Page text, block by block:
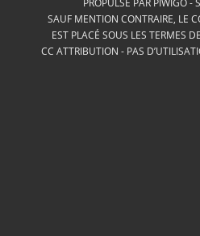
SAUF MENTION CONTRAIRE, LE
EST PLACÉ SOUS LES TERMES
CC ATTRIBUTION - PAS